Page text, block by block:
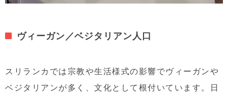
ヴィーガン／ベジタリアン人口
スリランカでは宗教や生活様式の影響でヴィーガンや
ベジタリアンが多く、文化として根付いています。日